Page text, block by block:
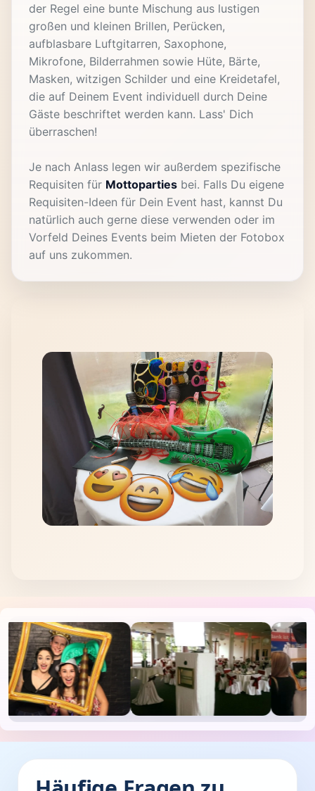
der Regel eine bunte Mischung aus lustigen
großen und kleinen Brillen, Perücken,
aufblasbare Luftgitarren, Saxophone,
Mikrofone, Bilderrahmen sowie Hüte, Bärte,
Masken, witzigen Schilder und eine Kreidetafel,
die auf Deinem Event individuell durch Deine
Gäste beschriftet werden kann. Lass' Dich
überraschen!
Je nach Anlass legen wir außerdem spezifische
Requisiten für Mottoparties bei. Falls Du eigene
Requisiten-Ideen für Dein Event hast, kannst Du
natürlich auch gerne diese verwenden oder im
Vorfeld Deines Events beim Mieten der Fotobox
auf uns zukommen.